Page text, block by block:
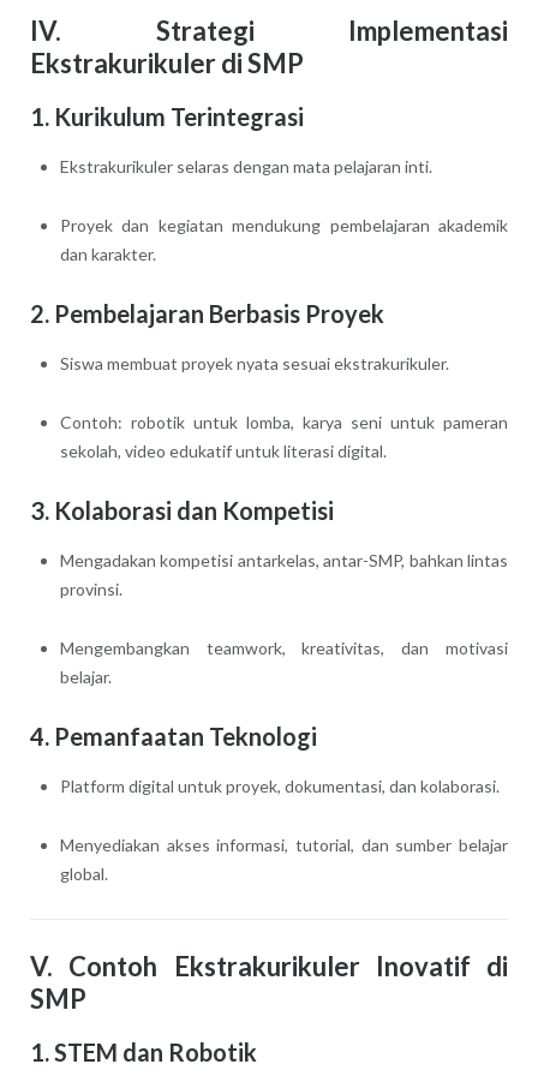
IV. Strategi Implementasi
Ekstrakurikuler di SMP
1. Kurikulum Terintegrasi
Ekstrakurikuler selaras dengan mata pelajaran inti.
Proyek dan kegiatan mendukung pembelajaran akademik
dan karakter.
2. Pembelajaran Berbasis Proyek
Siswa membuat proyek nyata sesuai ekstrakurikuler.
Contoh: robotik untuk lomba, karya seni untuk pameran
sekolah, video edukatif untuk literasi digital.
3. Kolaborasi dan Kompetisi
Mengadakan kompetisi antarkelas, antar-SMP, bahkan lintas
provinsi.
Mengembangkan teamwork, kreativitas, dan motivasi
belajar.
4. Pemanfaatan Teknologi
Platform digital untuk proyek, dokumentasi, dan kolaborasi.
Menyediakan akses informasi, tutorial, dan sumber belajar
global.
V. Contoh Ekstrakurikuler Inovatif di
SMP
1. STEM dan Robotik